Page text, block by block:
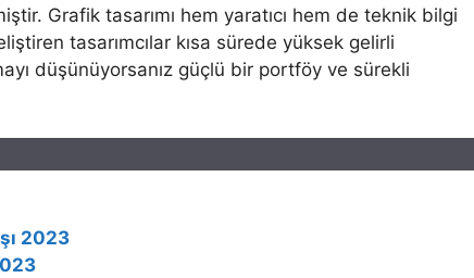
Grafik tasarımı hem yaratıcı hem de teknik bilgi
tasarımcılar kısa sürede yüksek gelirli
düşünüyorsanız güçlü bir portföy ve sürekli
2023